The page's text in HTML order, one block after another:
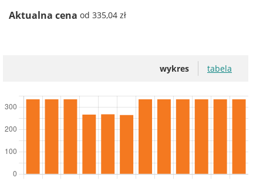
Aktualna cena od 335,04 zł
wykres tabela